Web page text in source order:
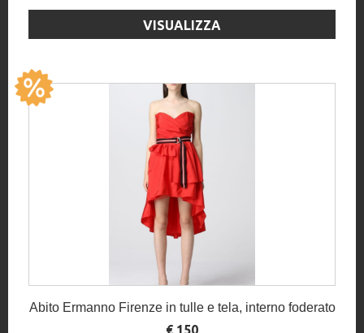
VISUALIZZA
Abito Ermanno Firenze in tulle e tela, interno foderato
€ 150